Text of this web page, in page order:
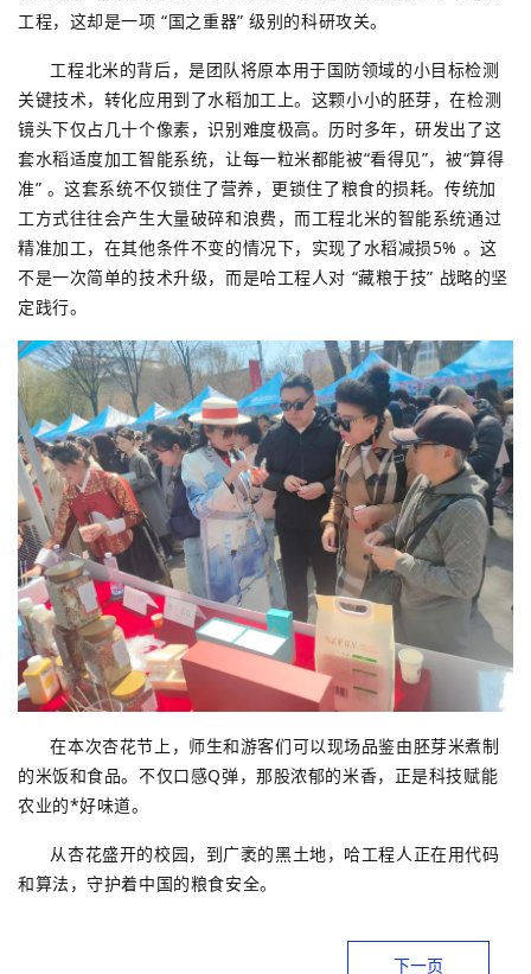
工程，这却是一项 “国之重器” 级别的科研攻关。
工程北米的背后，是团队将原本用于国防领域的小目标检测
关键技术，转化应用到了水稻加工上。 这颗小小的胚芽，在检测
镜头下仅占几十个像素，识别难度极高。历时多年，研发出了这
套水稻适度加工智能系统，让每一粒米都能被“看得见”，被“算得
准” 。这套系统不仅锁住了营养，更锁住了粮食的损耗。传统加
工方式往往会产生大量破碎和浪费，而工程北米的智能系统通过
精准加工，在其他条件不变的情况下，实现了水稻减损5% 。这
不是一次简单的技术升级，而是哈工程人对 “藏粮于技” 战略的坚
定践行。
在本次杏花节上，师生和游客们可以现场品鉴由胚芽米煮制
的米饭和食品。不仅口感Q弹，那股浓郁的米香，正是科技赋能
农业的*好味道。
从杏花盛开的校园，到广袤的黑土地，哈工程人正在用代码
和算法，守护着中国的粮食安全。
下一页